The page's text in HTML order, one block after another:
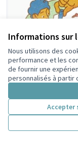
Informations sur
Nous utilisons des
performance et les
de fournir une
personnalisés à partir
Accepter